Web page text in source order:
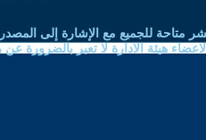
متاحة للجميع مع الإشارة إلى المصدر
هيئة الادارة لا تعبر بالضرورة عن